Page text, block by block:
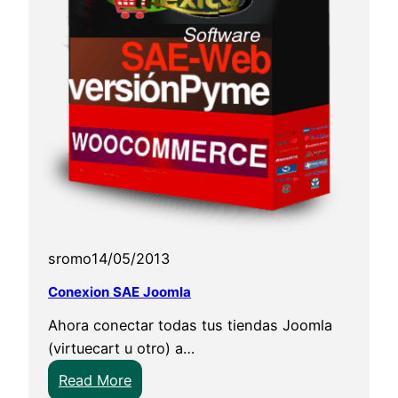
s
l
o
P
s
t
g
S
Q
?
n
S
A
E
a
P
r
s
s
h
sromo14/05/2013
Conexion SAE Joomla
Ahora conectar todas tus tiendas Joomla
(virtuecart u otro) a…
Read More: